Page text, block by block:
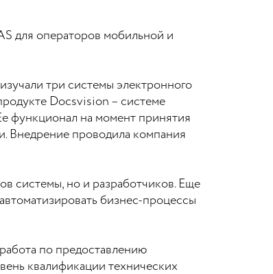
для операторов мобильной и
три системы электронного
Docsvision – системе
функционал на момент принятия
Внедрение проводила компания
системы, но и разработчиков. Еще
бизнес-процессы
по предоставлению
квалификации технических